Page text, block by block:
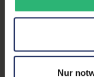
Nur
Maße (LxBxH):